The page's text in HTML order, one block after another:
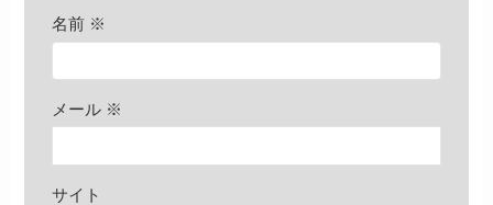
名前 ※
メール ※
サイト